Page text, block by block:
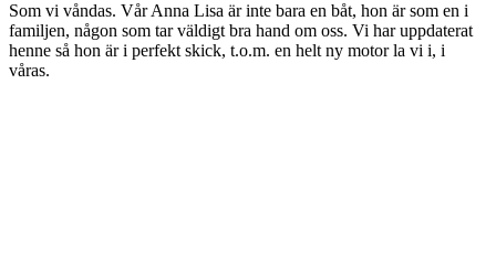
Som vi våndas. Vår Anna Lisa är inte bara en båt, hon är som en i
familjen, någon som tar väldigt bra hand om oss. Vi har uppdaterat
henne så hon är i perfekt skick, t.o.m. en helt ny motor la vi i, i
våras.